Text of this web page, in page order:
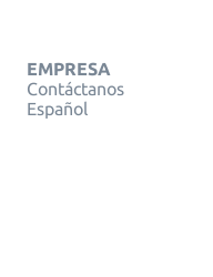
EMPRESA
Contáctanos
Español